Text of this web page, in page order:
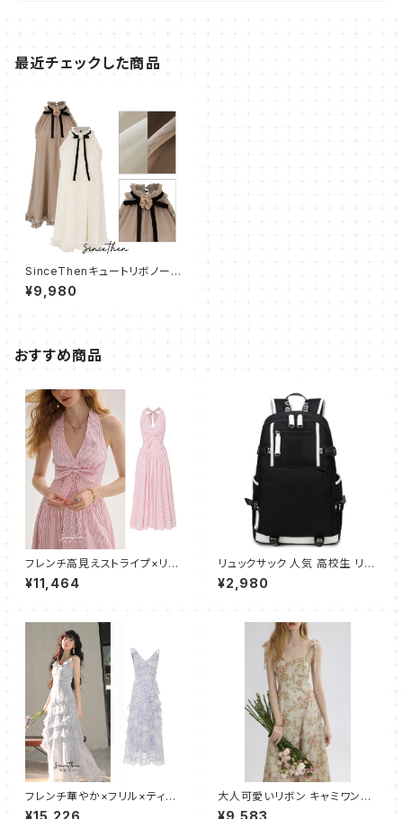
最近チェックした商品
SinceThenキュートリボノース
リーブ ショートワンピース
¥9,980
おすすめ商品
フレンチ高見えストライプ×リボ
ン ホルターワンピース
¥11,464
リュックサック 人気 高校生 リュ
ック レディース メンズ おしゃれ
ストライプ アウトドア スポーツ
容量 学生 旅行 デイパック お出
かけ A4 サイズ バックパック P
¥2,980
フレンチ華やか×フリル×ティア
ードキャミワンピース
¥15,226
大人可愛いリボン キャミワンピ
ース フレア ロング
¥9,583